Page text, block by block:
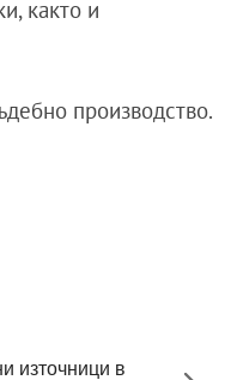
както и
производство.
източници в